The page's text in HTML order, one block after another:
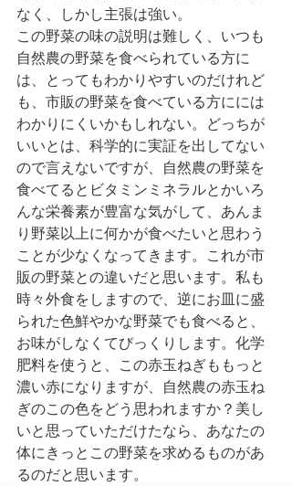
なく、しかし主張は強い。
この野菜の味の説明は難しく、いつも
自然農の野菜を食べられている方に
は、とってもわかりやすいのだけれど
も、市販の野菜を食べている方にには
わかりにくいかもしれない。どっちが
いいとは、科学的に実証を出してない
ので言えないですが、自然農の野菜を
食べてるとビタミンミネラルとかいろ
んな栄養素が豊富な気がして、あんま
り野菜以上に何かが食べたいと思わう
ことが少なくなってきます。これが市
販の野菜との違いだと思います。私も
時々外食をしますので、逆にお皿に盛
られた色鮮やかな野菜でも食べると、
お味がしなくてびっくりします。化学
肥料を使うと、この赤玉ねぎももっと
濃い赤になりますが、自然農の赤玉ね
ぎのこの色をどう思われますか？美し
いと思っていただけたなら、あなたの
体にきっとこの野菜を求めるものがあ
るのだと思います。